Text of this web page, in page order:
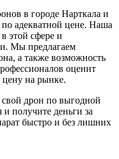
в городе Нарткала и
адекватной цене. Наша
этой сфере и
Мы предлагаем
а также возможность
оценит
на рынке.
дрон по выгодной
получите деньги за
быстро и без лишних